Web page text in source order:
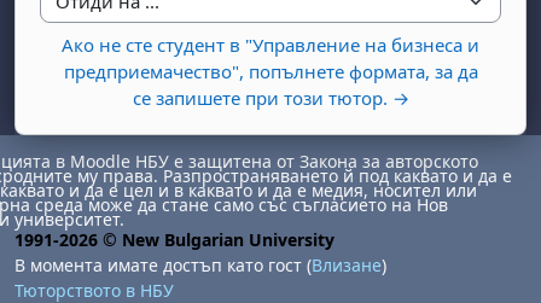
Отиди на ...
Ако не сте студент в "Управление на бизнеса и
предприемачество", попълнете формата, за да
се запишете при този тютор. →
в Moodle НБУ е защитена от Закона за авторското
му права. Разпространяването й под каквато и да е
и да е цел и в каквато и да е медия, носител или
среда може да стане само със съгласието на Нов
университет.
1991-2026 © New Bulgarian University
В момента имате достъп като гост (Влизане)
Тюторството в НБУ